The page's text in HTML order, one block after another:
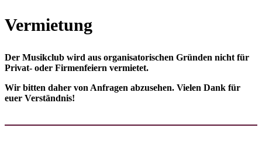
Vermietung
Der Musikclub wird aus orga­nisa­torischen Gründen nicht für
Privat- oder Firmen­feiern vermietet.
Wir bitten daher von Anfragen abzusehen. Vielen Dank für
euer Verständnis!